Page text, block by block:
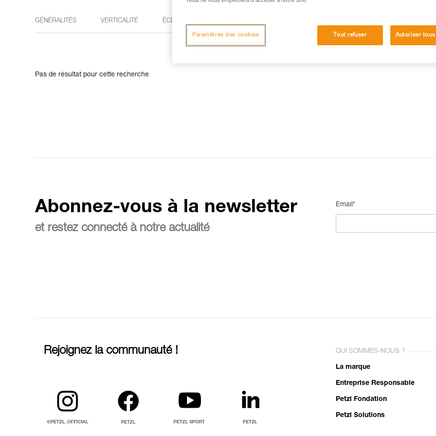
GÉNÉRALITÉS VERTICALITÉ ÉCLAIRAGE
Pas de résultat pour cette recherche
Abonnez-vous à la newsletter
et restez connecté à notre actualité
Email*
Rejoignez la communauté ! QUI SOMMES-NOUS ?
La marque
Entreprise Responsable
Petzl Fondation
Petzl Solutions
Tout refuser Autoriser
Paramètres des cookies